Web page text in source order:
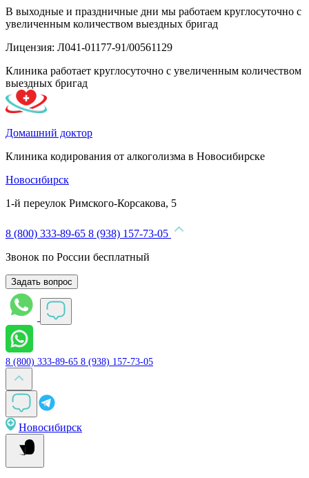
В выходные и праздничные дни мы работаем круглосуточно с
увеличенным количеством выездных бригад
Лицензия: Л041-01177-91/00561129
Клиника работает круглосуточно с увеличенным количеством
выездных бригад
Домашний доктор
Клиника кодирования от алкоголизма в Новосибирске
Новосибирск
1-й переулок Римского-Корсакова, 5
8 (800) 333-89-65 8 (938) 157-73-05
Звонок по России бесплатный
Задать вопрос
8 (800) 333-89-65 8 (938) 157-73-05
Новосибирск